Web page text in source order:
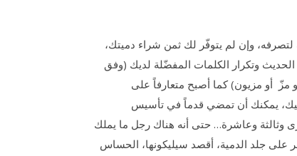
وإن لم يتوفّر لك ثمن شراء دميتك،
وتكرار الكلمات المفضّلة لديك (وفق
مزّ أو مزيون) كما أصبح متعارفاً على
عليك، يمكنك أن تمضي قدماً في تأسيس
وثالثة وعاشرة… حتى أنه هناك رجل ما يملك
على جلد الدمية، أقصد سيليكونها، الحساس